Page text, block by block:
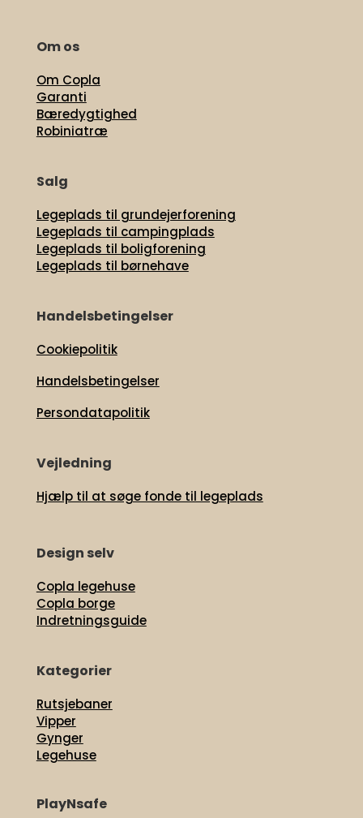
Om os
Om Copla
Garanti
Bæredygtighed
Robiniatræ
Salg
Legeplads til grundejerforening
Legeplads til campingplads
Legeplads til boligforening
Legeplads til børnehave
Handelsbetingelser
Cookiepolitik
Handelsbetingelser
Persondatapolitik
Vejledning
Hjælp til at søge fonde til legeplads
Design selv
Copla legehuse
Copla borge
Indretningsguide
Kategorier
Rutsjebaner
Vipper
Gynger
Legehuse
PlayNsafe